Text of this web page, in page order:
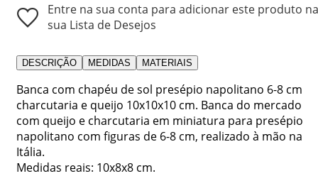
Entre na sua conta para adicionar este produto na
sua Lista de Desejos
DESCRIÇÃO MEDIDAS MATERIAIS
Banca com chapéu de sol presépio napolitano 6-8 cm
charcutaria e queijo 10x10x10 cm. Banca do mercado
com queijo e charcutaria em miniatura para presépio
napolitano com figuras de 6-8 cm, realizado à mão na
Itália.
Medidas reais: 10x8x8 cm.